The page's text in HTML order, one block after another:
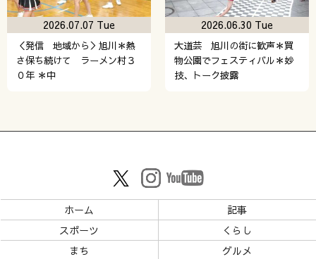
＜発信 地域から＞旭川＊熱
さ保ち続けて ラーメン村３
０年 ＊中
2026.07.07 Tue
大道芸 旭川の街に歓声＊買
物公園でフェスティバル＊妙
技、トーク披露
2026.06.30 Tue
ホーム
記事
スポーツ
くらし
まち
グルメ